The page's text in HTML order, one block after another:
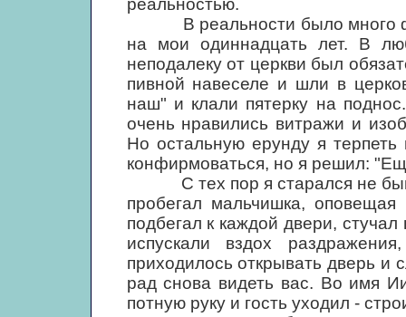
реальностью.
В реальности было много
на мои одиннадцать лет. В
неподалеку от церкви был
пивной навеселе и шли в
наш" и клали пятерку на
очень нравились витражи и
Но остальную ерунду я
конфирмоваться, но я решил:
С тех пор я старался не
пробегал мальчишка,
подбегал к каждой двери,
испускали вздох
приходилось открывать дверь
рад снова видеть вас. Во имя
потную руку и гость уходил -